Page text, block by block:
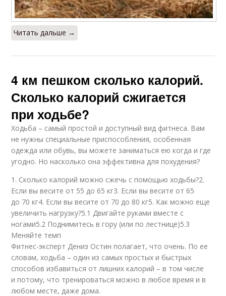
физических
нагрузках
Человек в калориях
Калории при
Калории в домашних
Калории при
занятиях
Калории в
килограмме
Калории на морозе
Калории в сутки
Калории для
похудения
Читать дальше →
4 км пешком сколько калорий.
Сколько калорий сжигается
при ходьбе?
Ходьба – самый простой и доступный вид фитнеса. Вам
не нужны специальные приспособления, особенная
одежда или обувь, вы можете заниматься ею когда и где
угодно. Но насколько она эффективна для похудения?
1. Сколько калорий можно сжечь с помощью ходьбы?2.
Если вы весите от 55 до 65 кг3. Если вы весите от 65
до 70 кг4. Если вы весите от 70 до 80 кг5. Как можно еще
увеличить нагрузку?5.1 Двигайте руками вместе с
ногами5.2 Поднимитесь в гору (или по лестнице)5.3
Меняйте темп
Фитнес-эксперт Дениз Остин полагает, что очень. По ее
словам, ходьба – один из самых простых и быстрых
способов избавиться от лишних калорий – в том числе
и потому, что тренироваться можно в любое время и в
любом месте, даже дома.